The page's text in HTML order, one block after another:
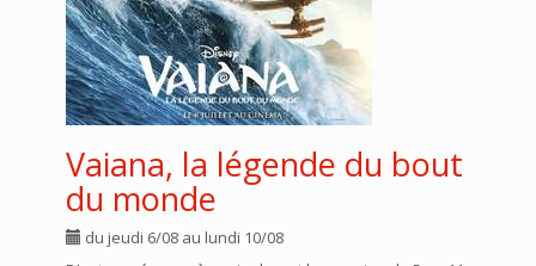
Vaiana, la légende du bout
du monde
du jeudi 6/08 au lundi 10/08